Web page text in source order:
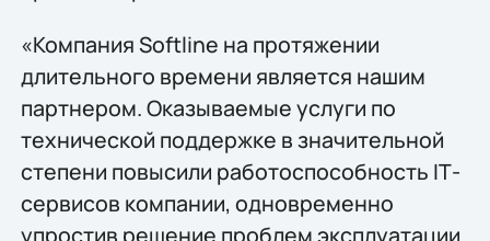
«Компания Softline на протяжении
длительного времени является нашим
партнером. Оказываемые услуги по
технической поддержке в значительной
степени повысили работоспособность IТ-
сервисов компании, одновременно
упростив решение проблем эксплуатации